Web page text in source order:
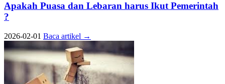
Apakah Puasa dan Lebaran harus Ikut Pemerintah
?
2026-02-01 Baca artikel →